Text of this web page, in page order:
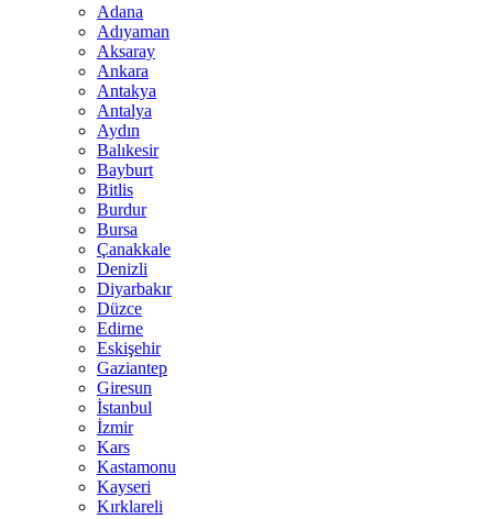
Adana
Adıyaman
Aksaray
Ankara
Antakya
Antalya
Aydın
Balıkesir
Bayburt
Bitlis
Burdur
Bursa
Çanakkale
Denizli
Diyarbakır
Düzce
Edirne
Eskişehir
Gaziantep
Giresun
İstanbul
İzmir
Kars
Kastamonu
Kayseri
Kırklareli